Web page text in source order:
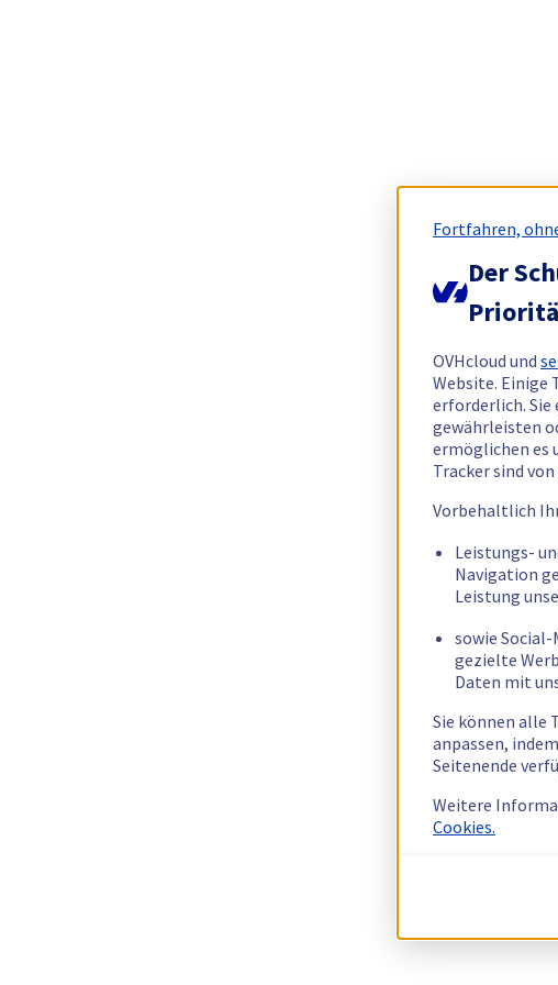
Fortfahren,
Der
OVHcloud und
Website. Einige
erforderlich. Sie
gewährleisten
ermöglichen es
Tracker sind
Vorbehaltlich
Leistungs-
Navigation
Leistung
sowie
gezielte
Daten mit
Sie können alle
anpassen,
Seitenende
Weitere
Cookies.